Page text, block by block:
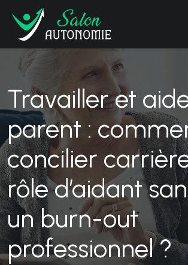
Travailler et
parent :
concilier
rôle d’aidant
un burn-out
professionnel ?